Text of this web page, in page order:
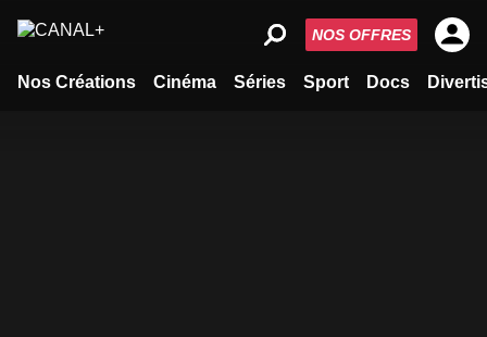
Nos Créations Cinéma Séries Sport Docs
NOS OFFRES